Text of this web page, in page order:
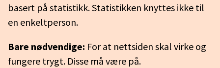
basert på statistikk. Statistikken knyttes ikke til
en enkeltperson.
Bare nødvendige: For at nettsiden skal virke og
fungere trygt. Disse må være på.